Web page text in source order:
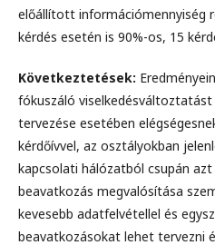
előállított információmennyiség
kérdés esetén is 90%-os, 15
Következtetések:
fókuszáló
tervezése esetében
kérdőívvel, az osztályokban
kapcsolati hálózatból csupán
beavatkozás megvalósítása
kevesebb adatfelvétellel és
beavatkozásokat lehet tervezni